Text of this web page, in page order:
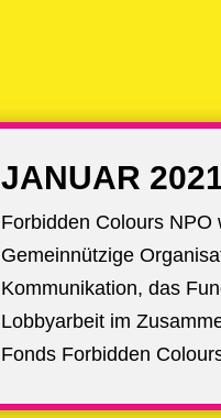
JANUAR
Forbidden Colours NPO
Gemeinnützige
Kommunikation, das
Lobbyarbeit im
Fonds Forbidden